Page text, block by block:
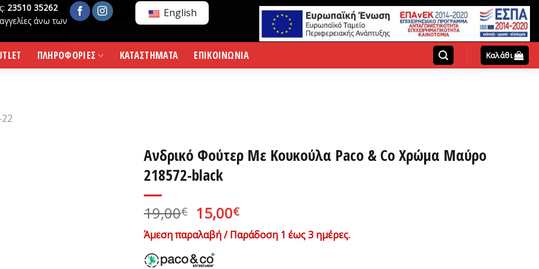
23510 35262
άνω των
English
ΠΛΗΡΟΦΟΡΙΕΣ ΚΑΤΑΣΤΗΜΑΤΑ ΕΠΙΚΟΙΝΩΝΙΑ Καλάθι
Ανδρικό Φούτερ Με Κουκούλα Paco & Co Χρώμα Μαύρο
218572-black
19,00€ Original
price
was:
19,00€.
15,00€Η
τρέχουσα
τιμή
Άμεση παραλαβή / Παράδοση 1 έως 3 ημέρες.